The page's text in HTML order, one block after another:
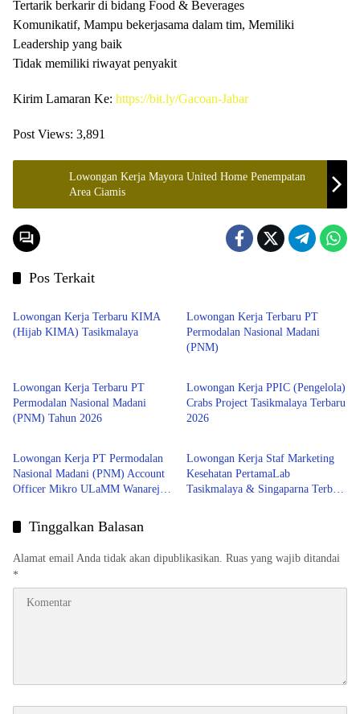
Tertarik berkarir di bidang Food & Beverages
Komunikatif, Mampu bekerjasama dalam tim, Memiliki
Leadership yang baik
Tidak memiliki riwayat penyakit
Kirim Lamaran Ke: https://bit.ly/Gacoan-Jabar
Post Views: 3,891
Lowongan Kerja Mayora United Home Penempatan
Area Ciamis
Pos Terkait
LOWONGAN KERJA
Lowongan Kerja Terbaru KIMA
(Hijab KIMA) Tasikmalaya
Lowongan Kerja Terbaru PT
Permodalan Nasional Madani
(PNM)
Lowongan Kerja Terbaru PT
Permodalan Nasional Madani
(PNM) Tahun 2026
Tasikmalaya
Lowongan Kerja PPIC (Pengelola)
Crabs Project Tasikmalaya Terbaru
2026
Tasikmalaya
Lowongan Kerja PT Permodalan
Nasional Madani (PNM) Account
Officer Mikro ULaMM Wanareja
Tasikmalaya
Lowongan Kerja Staf Marketing
Kesehatan PertamaLab
Tasikmalaya & Singaparna Terbaru
Tinggalkan Balasan
Alamat email Anda tidak akan dipublikasikan. Ruas yang wajib ditandai
*